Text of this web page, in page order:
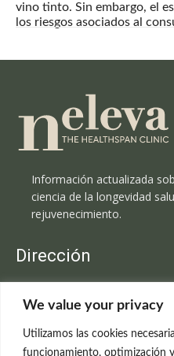
We value your privacy
Utilizamos las cookies
funcionamiento, optimización
vino tinto. Sin embargo, el
los riesgos asociados al
Información actualizada
ciencia de la longevidad
rejuvenecimiento.
Dirección
C/Claudio Coello, 19 -
699 595 619